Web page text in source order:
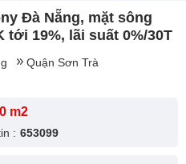
Đà Nẵng, mặt sông
tới 19%, lãi suất 0%/30T
Quận Sơn Trà
m2
: 653099